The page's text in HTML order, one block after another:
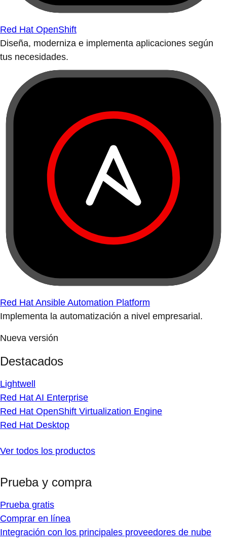
Red Hat OpenShift
Diseña, moderniza e implementa aplicaciones según
tus necesidades.
Red Hat Ansible Automation Platform
Implementa la automatización a nivel empresarial.
Nueva versión
Destacados
Lightwell
Red Hat AI Enterprise
Red Hat OpenShift Virtualization Engine
Red Hat Desktop
Ver todos los productos
Prueba y compra
Prueba gratis
Comprar en línea
Integración con los principales proveedores de nube